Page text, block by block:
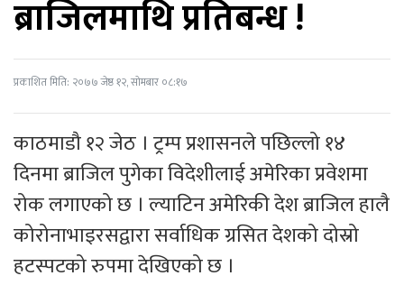
ब्राजिलमाथि प्रतिबन्ध !
प्रकाशित मिति: २०७७ जेष्ठ १२, सोमबार ०८:१७
काठमाडौ १२ जेठ । ट्रम्प प्रशासनले पछिल्लो १४
दिनमा ब्राजिल पुगेका विदेशीलाई अमेरिका प्रवेशमा
रोक लगाएको छ । ल्याटिन अमेरिकी देश ब्राजिल हालै
कोरोनाभाइरसद्वारा सर्वाधिक ग्रसित देशको दोस्रो
हटस्पटको रुपमा देखिएको छ ।